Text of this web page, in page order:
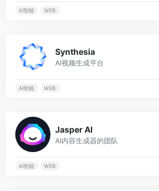
AI智能 WEB
Synthesia
AI视频生成平台
AI智能 WEB
Jasper AI
AI内容生成器的团队
AI智能 WEB